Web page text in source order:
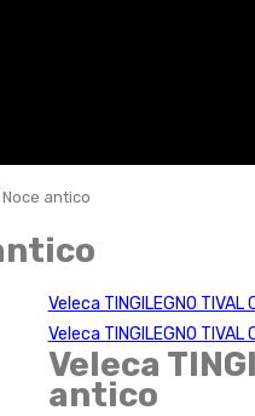
Noce antico
Veleca TINGILEGNO TIVAL
Veleca TINGILEGNO TIVAL
Veleca
antico